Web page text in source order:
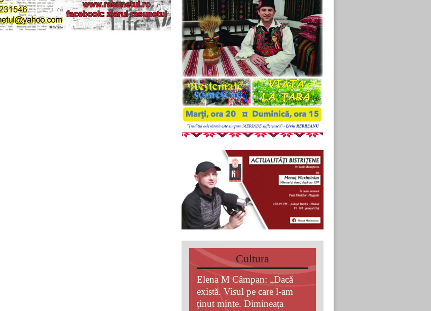
Cultura
Elena M Câmpan: „Dacă
există. Visul pe care l-am
ținut minte. Dimineața